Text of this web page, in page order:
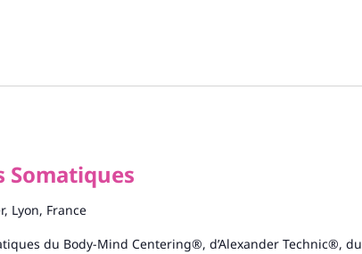
Somatiques
Lyon, France
du Body-Mind Centering®, d’Alexander Technic®, du